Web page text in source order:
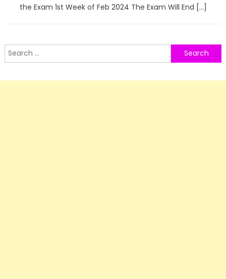
the Exam 1st Week of Feb 2024 The Exam Will End […]
Search
for: